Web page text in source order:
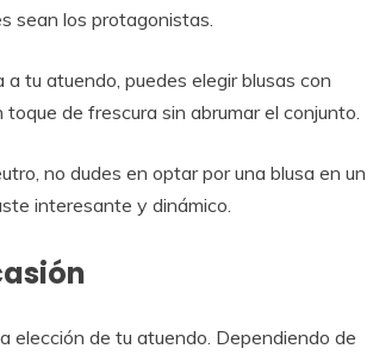
sean los protagonistas.
tu atuendo, puedes elegir blusas con
de frescura sin abrumar el conjunto.
no dudes en optar por una blusa en un
interesante y dinámico.
elección de tu atuendo. Dependiendo de